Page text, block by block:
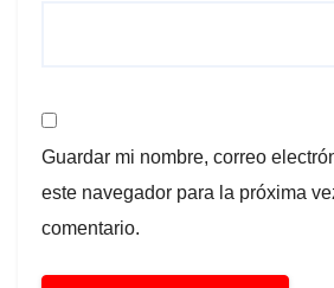
Guardar mi nombre, correo
este navegador para la próxima
comentario.